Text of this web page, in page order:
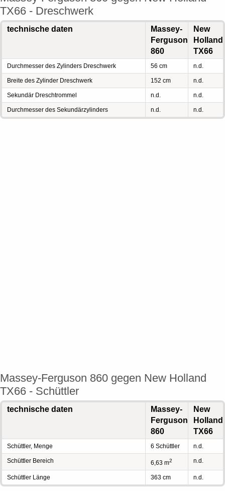
TX66 - Dreschwerk
technische daten
Massey-
Ferguson
860
New
Holland
TX66
Durchmesser des Zylinders Dreschwerk 56 cm n.d.
Breite des Zylinder Dreschwerk 152 cm n.d.
Sekundär Dreschtrommel n.d. n.d.
Durchmesser des Sekundärzylinders n.d. n.d.
Massey-Ferguson 860 gegen New Holland
TX66 - Schüttler
technische daten
Massey-
Ferguson
860
New
Holland
TX66
Schüttler, Menge 6 Schüttler n.d.
Schüttler Bereich 6,63 m2 n.d.
Schüttler Länge 363 cm n.d.